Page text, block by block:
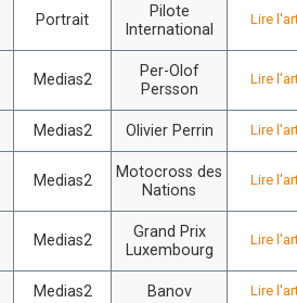
Portrait
Pilote
International
Lire
Medias2
Per-Olof
Persson
Lire
Medias2 Olivier Perrin Lire
Medias2
Motocross des
Nations
Lire
Medias2
Grand Prix
Luxembourg
Lire
Medias2 Banov Lire